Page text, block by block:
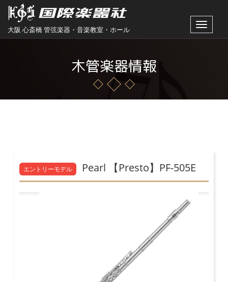
大阪 心斎橋 管弦楽器・音楽教室・ホール
Toggle
木管楽器情報
エントリーモデル Pearl 【Presto】PF-505E